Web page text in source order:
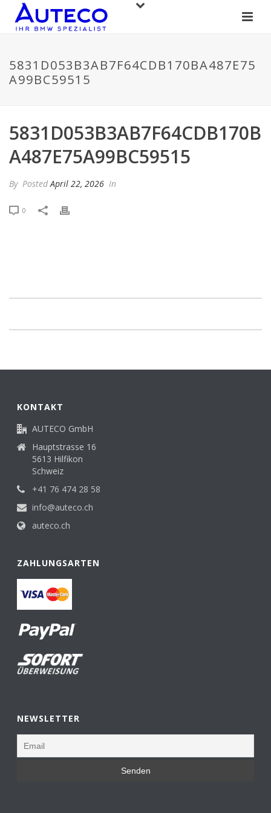
5831D053B3AB7F64CDB170BA487E75
A99BC59515
5831D053B3AB7F64CDB170B
A487E75A99BC59515
By PostedApril 22, 2026 In
0
KONTAKT
AUTECO GmbH
Hauptstrasse 16
5613 Hilfikon
Schweiz
+41 76 474 28 58
info@auteco.ch
auteco.ch
ZAHLUNGSARTEN
NEWSLETTER